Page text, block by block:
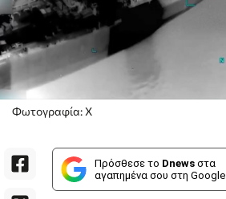
Φωτογραφία: X
Πρόσθεσε το Dnews στα
αγαπημένα σου στη Google